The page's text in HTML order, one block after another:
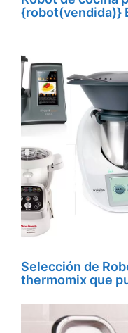
{robot(vendida)}
Selección de
thermomix que